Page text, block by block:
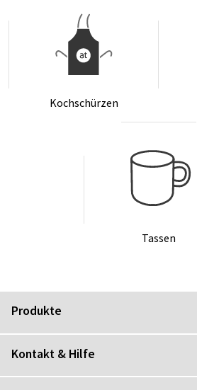
Koch­schür­zen
Tas­sen
Produkte
Kontakt & Hilfe